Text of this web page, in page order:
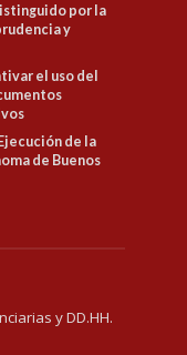
por la
y
el uso del
de la
de Buenos
y DD.HH.